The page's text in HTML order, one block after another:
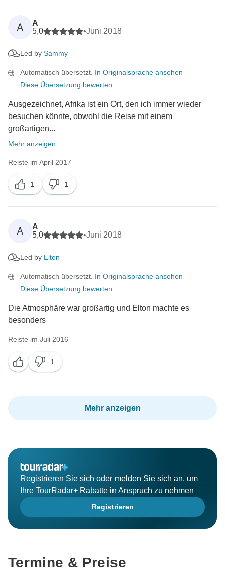
A
A
5,0
•Juni 2018
Led by Sammy
Automatisch übersetzt. In Originalsprache ansehen
Diese Übersetzung bewerten
Ausgezeichnet, Afrika ist ein Ort, den ich immer wieder
besuchen könnte, obwohl die Reise mit einem
großartigen...
Mehr anzeigen
Reiste im April 2017
1 1
A
A
5,0
•Juni 2018
Led by Elton
Automatisch übersetzt. In Originalsprache ansehen
Diese Übersetzung bewerten
Die Atmosphäre war großartig und Elton machte es
besonders
Reiste im Juli 2016
1
Mehr anzeigen
Registrieren Sie sich oder melden Sie sich an, um
Ihre TourRadar+ Rabatte in Anspruch zu nehmen
Registrieren
Termine & Preise